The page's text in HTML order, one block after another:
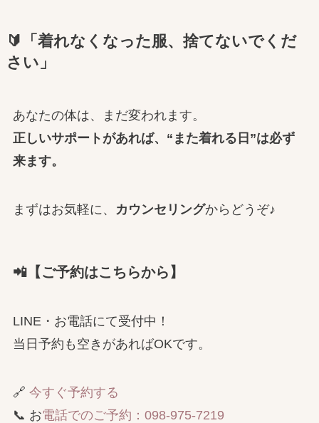
🔰「着れなくなった服、捨てないでくだ
さい」
あなたの体は、まだ変われます。
正しいサポートがあれば、“また着れる日”は必ず
来ます。
まずはお気軽に、 カウンセリングからどうぞ♪
📲【ご予約はこちらから】
LINE・お電話にて受付中！
当日予約も空きがあればOKです。
🔗 今すぐ予約する
📞 お電話でのご予約：098-975-7219